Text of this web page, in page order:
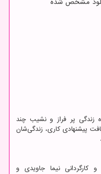
مشخص شده
زندگی پر فراز و نشیب چند
پیشنهادی کاری، زندگی‌شان
.
کارگردانی نیما جاویدی و